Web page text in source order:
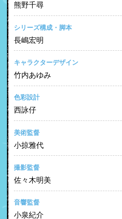
熊野千尋
シリーズ構成・脚本
長嶋宏明
キャラクターデザイン
竹内あゆみ
色彩設計
西詠仔
美術監督
小掠雅代
撮影監督
佐々木明美
音響監督
小泉紀介